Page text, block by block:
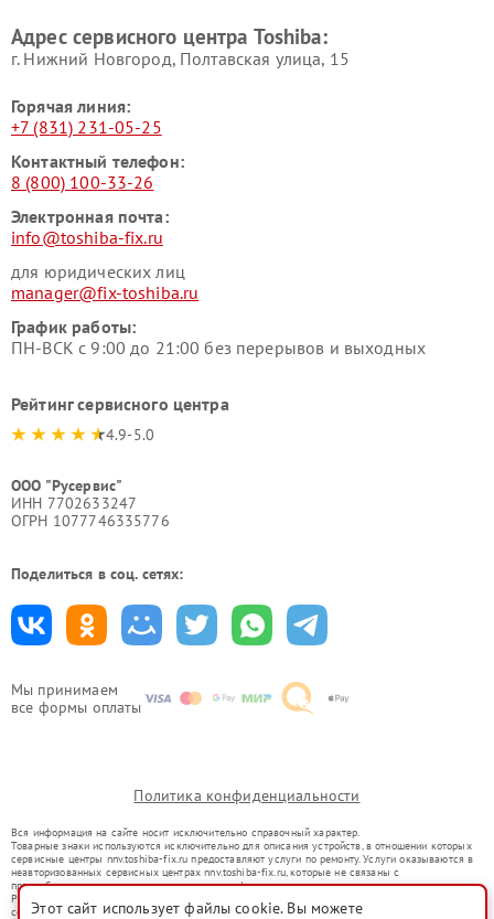
Мы принимаем
все формы оплаты
Адрес сервисного центра Toshiba:
г. Нижний Новгород, Полтавская улица, 15
Горячая линия:
+7 (831) 231-05-25
Контактный телефон:
8 (800) 100-33-26
Электронная почта:
info@toshiba-fix.ru
для юридических лиц
manager@fix-toshiba.ru
График работы:
ПН-ВСК с 9:00 до 21:00 без перерывов и выходных
Рейтинг сервисного центра
4.9-5.0
ООО "Русервис"
ИНН 7702633247
ОГРН 1077746335776
Поделиться в соц. сетях:
Политика конфиденциальности
Вся информация на сайте носит исключительно справочный характер.
Товарные знаки используются исключительно для описания устройств, в отношении которых
сервисные центры nnv.toshiba-fix.ru предоставляют услуги по ремонту. Услуги оказываются в
неавторизованных сервисных центрах nnv.toshiba-fix.ru, которые не связаны с
правообладателями товарных знаков или их официальными представителями.
Ремонт осуществляется для устройств, уже введенных в гражданский оборот в соответствии
со статьей 1487 ГК РФ.
Этот сайт использует файлы cookie. Вы можете